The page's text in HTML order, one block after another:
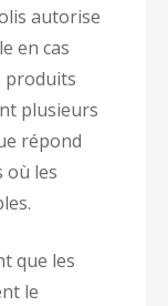
autorise
en cas
produits
plusieurs
répond
où les
que les
le